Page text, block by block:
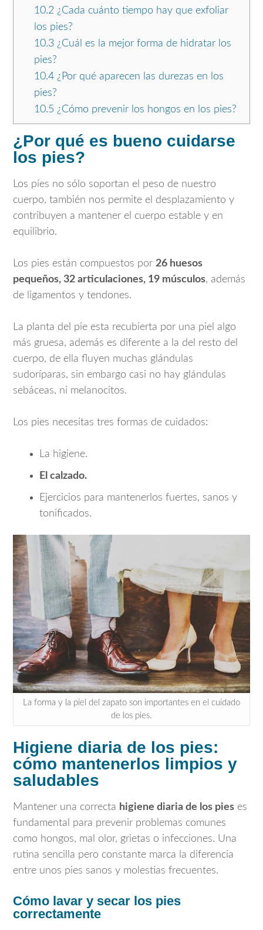
10.2¿Cada cuánto tiempo hay que exfoliar
los pies?
10.3¿Cuál es la mejor forma de hidratar los
pies?
10.4¿Por qué aparecen las durezas en los
pies?
10.5 ¿Cómo prevenir los hongos en los pies?
¿Por qué es bueno cuidarse
los pies?
Los píes no sólo soportan el peso de nuestro
cuerpo, también nos permite el desplazamiento y
contribuyen a mantener el cuerpo estable y en
equilibrio.
Los pies están compuestos por 26 huesos
pequeños, 32 articulaciones, 19 músculos, además
de ligamentos y tendones.
La planta del pie esta recubierta por una piel algo
más gruesa, además es diferente a la del resto del
cuerpo, de ella fluyen muchas glándulas
sudoríparas, sin embargo casi no hay glándulas
sebáceas, ni melanocitos.
Los pies necesitas tres formas de cuidados:
La higiene.
El calzado.
Ejercicios para mantenerlos fuertes, sanos y
tonificados.
La forma y la piel del zapato son importantes en el cuidado
de los pies.
Higiene diaria de los pies:
cómo mantenerlos limpios y
saludables
Mantener una correcta higiene diaria de los pies es
fundamental para prevenir problemas comunes
como hongos, mal olor, grietas o infecciones. Una
rutina sencilla pero constante marca la diferencia
entre unos pies sanos y molestias frecuentes.
Cómo lavar y secar los pies
correctamente